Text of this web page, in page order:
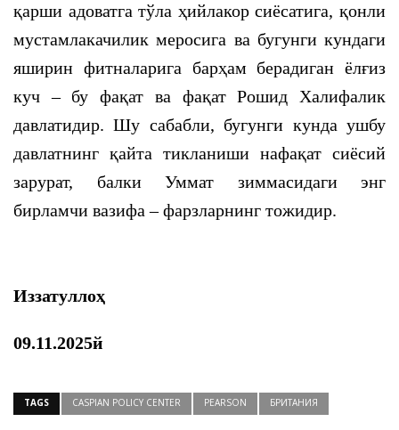
қарши адоватга тўла ҳийлакор сиёсатига, қонли
мустамлакачилик меросига ва бугунги кундаги
яширин фитналарига барҳам берадиган ёлғиз
куч – бу фақат ва фақат Рошид Халифалик
давлатидир. Шу сабабли, бугунги кунда ушбу
давлатнинг қайта тикланиши нафақат сиёсий
зарурат, балки Уммат зиммасидаги энг
бирламчи вазифа – фарзларнинг тожидир.
Иззатуллоҳ
09.11.2025й
TAGS CASPIAN POLICY CENTER PEARSON БРИТАНИЯ